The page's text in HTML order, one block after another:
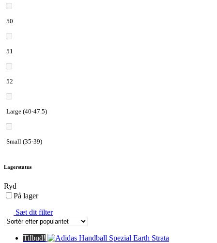
50
51
52
Large (40-47.5)
Small (35-39)
Lagerstatus
Ryd
På lager
Sæt dit filter
Tilbud!